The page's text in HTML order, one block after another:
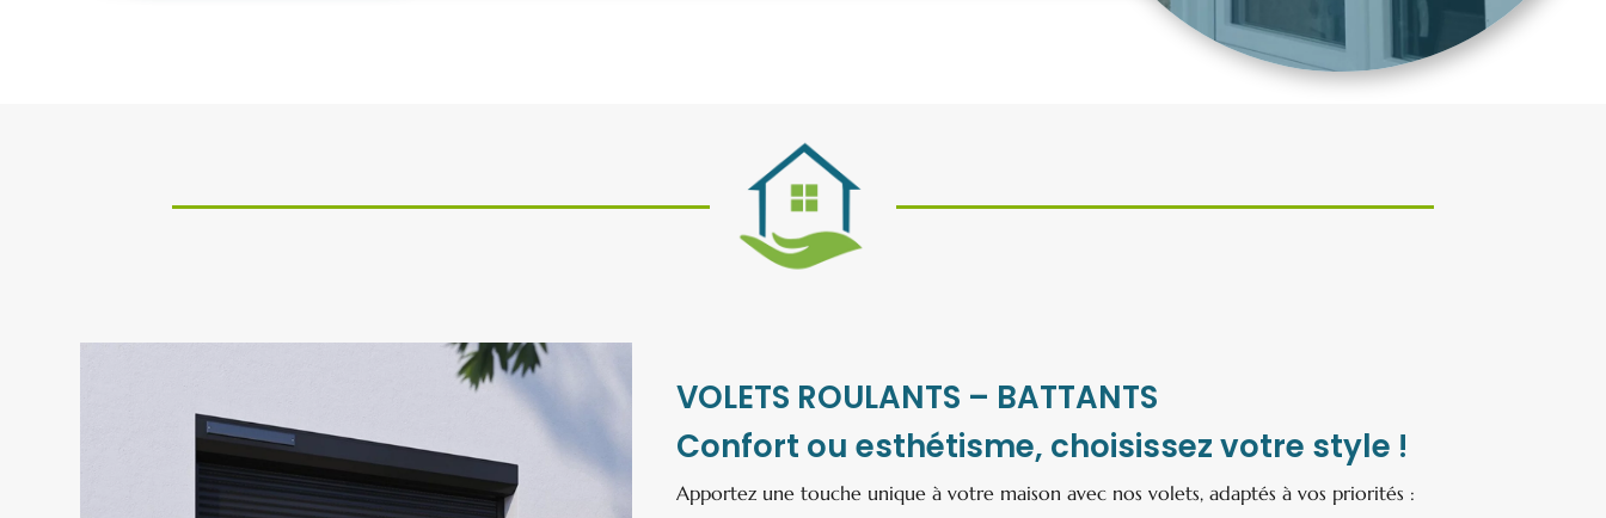
VOLETS ROULANTS – BATTANTS
Confort ou esthétisme, choisissez votre style !
Apportez une touche unique à votre maison avec nos volets, adaptés à vos priorités :